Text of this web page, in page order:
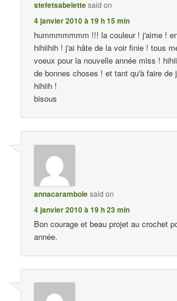
stefetsabelettesaid on
4 janvier 2010 à 19 h 15 min
hummmmmmm !!! la couleur ! j'aime !
hihiihih ! j'ai hâte de la voir finie ! tous
voeux pour la nouvelle année miss !
de bonnes choses ! et tant qu'à faire de
hihiih !
bisous
annacarambolesaid on
4 janvier 2010 à 19 h 23 min
Bon courage et beau projet au crochet
année.